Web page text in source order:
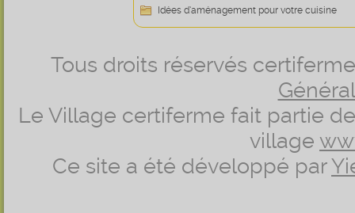
Idées d’aménagement pour votre cuisine
Tous droits réservés
Le Village certiferme fait partie
village
Ce site a été développé par